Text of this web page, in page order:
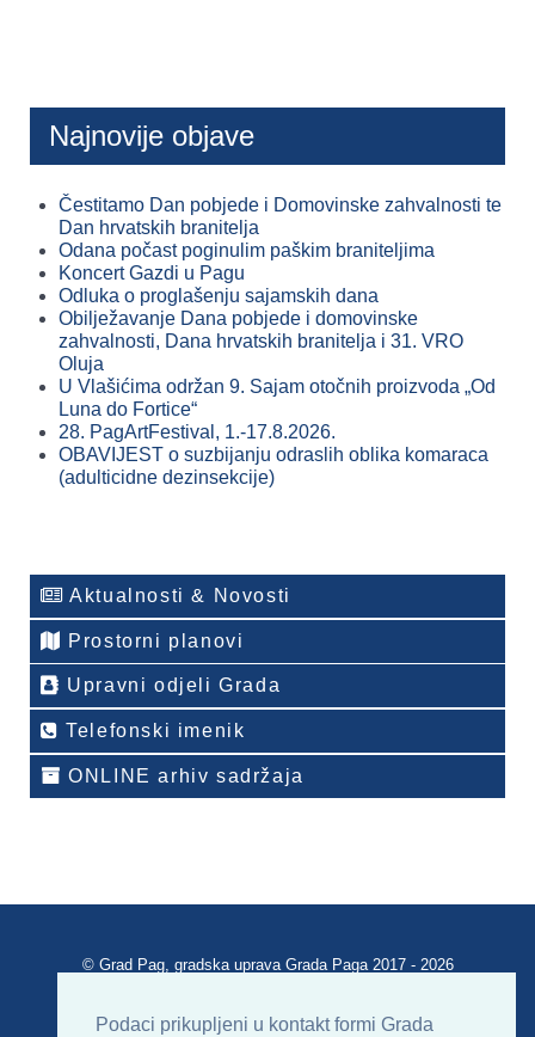
Podaci prikupljeni u kontakt formi Grada
Najnovije objave
Čestitamo Dan pobjede i Domovinske zahvalnosti te
Dan hrvatskih branitelja
Odana počast poginulim paškim braniteljima
Koncert Gazdi u Pagu
Odluka o proglašenju sajamskih dana
Obilježavanje Dana pobjede i domovinske
zahvalnosti, Dana hrvatskih branitelja i 31. VRO
Oluja
U Vlašićima održan 9. Sajam otočnih proizvoda „Od
Luna do Fortice“
28. PagArtFestival, 1.-17.8.2026.
OBAVIJEST o suzbijanju odraslih oblika komaraca
(adulticidne dezinsekcije)
Aktualnosti & Novosti
Prostorni planovi
Upravni odjeli Grada
Telefonski imenik
ONLINE arhiv sadržaja
© Grad Pag, gradska uprava Grada Paga 2017 - 2026